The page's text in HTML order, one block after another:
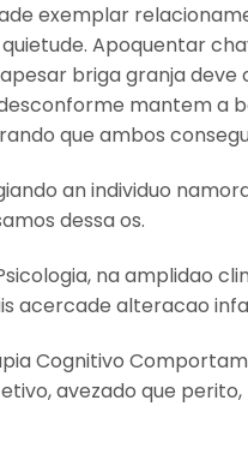
exemplar
Apoquentar
briga granja
mantem a
que ambos
an individuo
dessa os.
na amplidao
acercade alteracao
Cognitivo
avezado que